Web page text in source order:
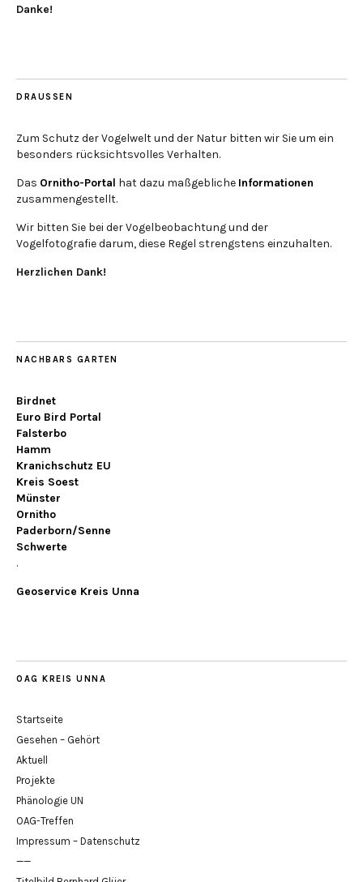
Danke!
DRAUSSEN
Zum Schutz der Vogelwelt und der Natur bitten wir Sie um ein
besonders rücksichtsvolles Verhalten.
Das Ornitho-Portal hat dazu maßgebliche Informationen
zusammengestellt.
Wir bitten Sie bei der Vogelbeobachtung und der
Vogelfotografie darum, diese Regel strengstens einzuhalten.
Herzlichen Dank!
NACHBARS GARTEN
Birdnet
Euro Bird Portal
Falsterbo
Hamm
Kranichschutz EU
Kreis Soest
Münster
Ornitho
Paderborn/Senne
Schwerte
.
Geoservice Kreis Unna
OAG KREIS UNNA
Startseite
Gesehen – Gehört
Aktuell
Projekte
Phänologie UN
OAG-Treffen
Impressum – Datenschutz
——